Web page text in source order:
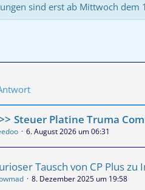
sind erst ab Mittwoch dem
Steuer Platine Truma
6. August 2026 um 06:31
Tausch von CP Plus zu
8. Dezember 2025 um 19:58